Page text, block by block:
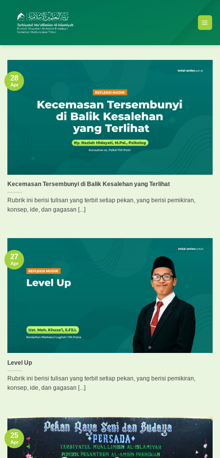
content
Kecemasan Tersembunyi di Balik Kesalehan yang Terlihat
Rubrik ini berisi tulisan yang terbit setiap pekan, yang berisi pemikiran,
konsep, ide, dan gagasan [...]
28
Apr
Level Up
Rubrik ini berisi tulisan yang terbit setiap pekan, yang berisi pemikiran,
konsep, ide, dan gagasan [...]
27
Apr
25
Apr